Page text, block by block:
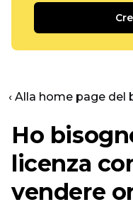
‹ Alla home page del
Ho
licenza
vendere